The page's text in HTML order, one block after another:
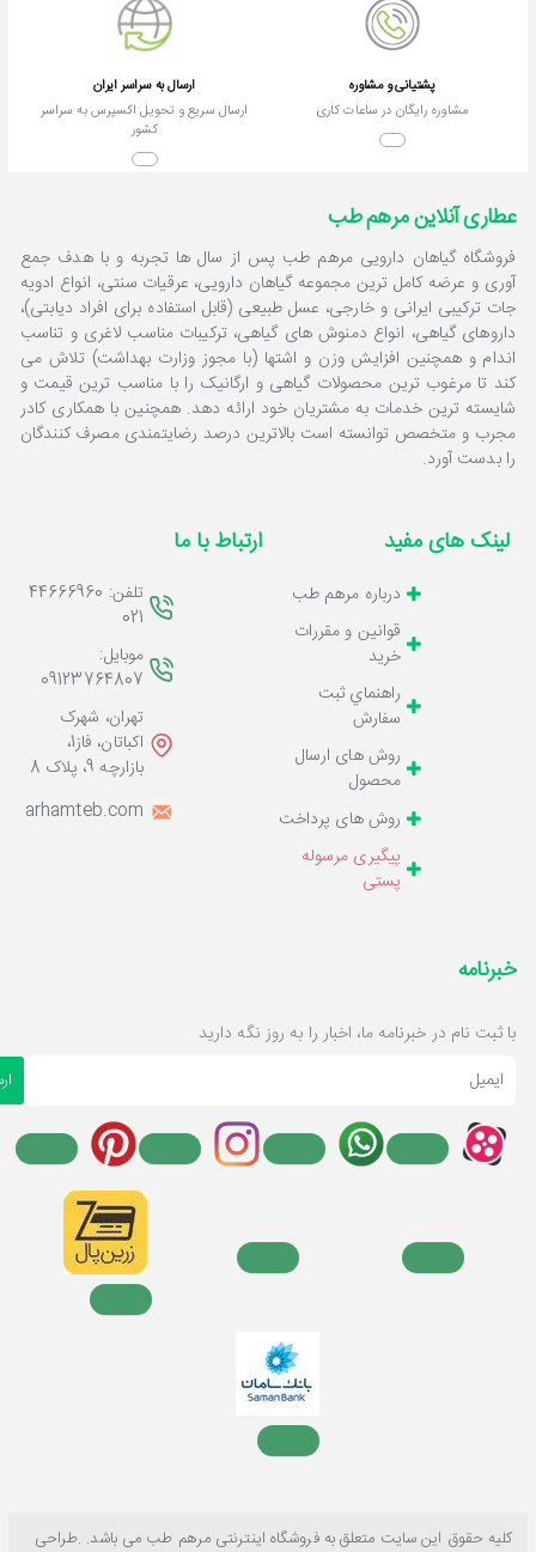
پشتیانی و مشاوره
مشاوره رایگان در ساعات کاری
ارسال به سراسر ایران
ارسال سریع و تحویل اکسپرس به سراسر
کشور
عطاری آنلاین مرهم طب
فروشگاه گیاهان دارویی مرهم طب پس از سال ها تجربه و با هدف جمع
آوری و عرضه کامل ترین مجموعه گیاهان دارویی، عرقیات سنتی، انواع ادویه
جات ترکیبی ایرانی و خارجی، عسل طبیعی (قابل استفاده برای افراد دیابتی)،
داروهای گیاهی، انواع دمنوش های گیاهی، ترکیبات مناسب لاغری و تناسب
اندام و همچنین افزایش وزن و اشتها (با مجوز وزارت بهداشت) تلاش می
کند تا مرغوب ترین محصولات گیاهی و ارگانیک را با مناسب ترین قیمت و
شایسته ترین خدمات به مشتریان خود ارائه دهد. همچنین با همکاری کادر
مجرب و متخصص توانسته است بالاترین درصد رضایتمندی مصرف کنندگان
را بدست آورد.
لینک های مفید
درباره مرهم طب
قوانين و مقررات
خرید
راهنماي ثبت
سفارش
روش های ارسال
محصول
روش های پرداخت
پیگیری مرسوله
پستی
ارتباط با ما
تلفن: 44666960
021
موبایل:
09123764807
تهران، شهرک
اکباتان، فاز1،
بازارچه 9، پلاک 8
خبرنامه
با ثبت نام در خبرنامه ما، اخبار را به روز نگه دارید
ایمیل
کلیه حقوق این سایت متعلق به فروشگاه اینترنتی مرهم طب می باشد. .طراحی